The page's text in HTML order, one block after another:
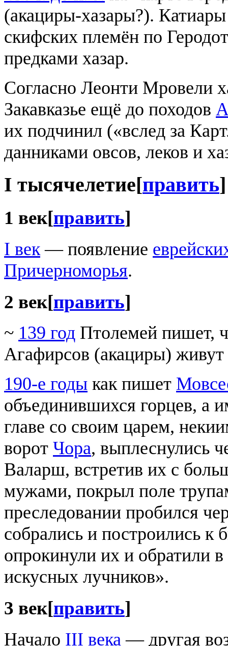
(акациры-хазары?).
скифских племён по
предками хазар.
Согласно Леонти Мровели
Закавказье ещё до походов
их подчинил («вслед за
данниками овсов, леков и
I тысячелетие[править]
1 век[править]
I век — появление
Причерноморья.
2 век[править]
~ 139 год Птолемей пишет,
Агафирсов (акациры) живут
190-е годы как пишет
объединившихся горцев, а
главе со своим царем,
ворот Чора, выплеснулись
Валарш, встретив их с
мужами, покрыл поле
преследовании пробился
собрались и построились к
опрокинули их и обратили
искусных лучников».
3 век[править]
Начало III века — другая